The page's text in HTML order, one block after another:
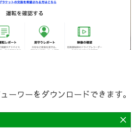
ーワーをダウンロードできます。